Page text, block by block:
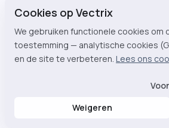
Cookies op Vectrix
We gebruiken functionele cookies
toestemming — analytische cookies
en de site te verbeteren. Lees ons
Weigeren